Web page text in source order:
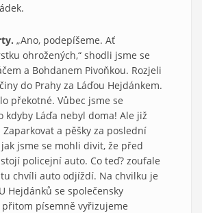
„Ano, podepíšeme. Ať
ohrožených,“ shodli jsme se
a Bohdanem Pivoňkou. Rozjeli
do Prahy za Láďou Hejdánkem.
překotné. Vůbec jsme se
kdyby Láďa nebyl doma! Ale již
a pěšky za poslední
jsme se mohli divit, že před
policejní auto. Co teď? zoufale
chvíli auto odjíždí. Na chvilku je
Hejdánků se společensky
písemně vyřizujeme